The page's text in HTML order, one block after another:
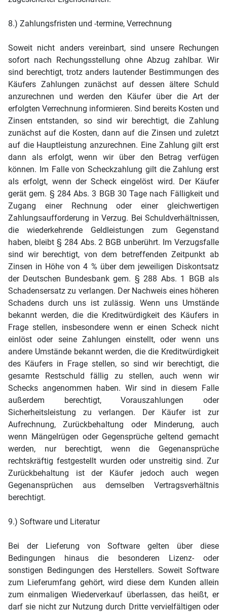
8.) Zahlungsfristen und -termine, Verrechnung
Soweit nicht anders vereinbart, sind unsere Rechungen
sofort nach Rechungsstellung ohne Abzug zahlbar. Wir
sind berechtigt, trotz anders lautender Bestimmungen des
Käufers Zahlungen zunächst auf dessen ältere Schuld
anzurechnen und werden den Käufer über die Art der
erfolgten Verrechnung informieren. Sind bereits Kosten und
Zinsen entstanden, so sind wir berechtigt, die Zahlung
zunächst auf die Kosten, dann auf die Zinsen und zuletzt
auf die Hauptleistung anzurechnen. Eine Zahlung gilt erst
dann als erfolgt, wenn wir über den Betrag verfügen
können. Im Falle von Scheckzahlung gilt die Zahlung erst
als erfolgt, wenn der Scheck eingelöst wird. Der Käufer
gerät gem. § 284 Abs. 3 BGB 30 Tage nach Fälligkeit und
Zugang einer Rechnung oder einer gleichwertigen
Zahlungsaufforderung in Verzug. Bei Schuldverhältnissen,
die wiederkehrende Geldleistungen zum Gegenstand
haben, bleibt § 284 Abs. 2 BGB unberührt. Im Verzugsfalle
sind wir berechtigt, von dem betreffenden Zeitpunkt ab
Zinsen in Höhe von 4 % über dem jeweiligen Diskontsatz
der Deutschen Bundesbank gem. § 288 Abs. 1 BGB als
Schadensersatz zu verlangen. Der Nachweis eines höheren
Schadens durch uns ist zulässig. Wenn uns Umstände
bekannt werden, die die Kreditwürdigkeit des Käufers in
Frage stellen, insbesondere wenn er einen Scheck nicht
einlöst oder seine Zahlungen einstellt, oder wenn uns
andere Umstände bekannt werden, die die Kreditwürdigkeit
des Käufers in Frage stellen, so sind wir berechtigt, die
gesamte Restschuld fällig zu stellen, auch wenn wir
Schecks angenommen haben. Wir sind in diesem Falle
außerdem berechtigt, Vorauszahlungen oder
Sicherheitsleistung zu verlangen. Der Käufer ist zur
Aufrechnung, Zurückbehaltung oder Minderung, auch
wenn Mängelrügen oder Gegensprüche geltend gemacht
werden, nur berechtigt, wenn die Gegenansprüche
rechtskräftig festgestellt wurden oder unstreitig sind. Zur
Zurückbehaltung ist der Käufer jedoch auch wegen
Gegenansprüchen aus demselben Vertragsverhältnis
berechtigt.
9.) Software und Literatur
Bei der Lieferung von Software gelten über diese
Bedingungen hinaus die besonderen Lizenz- oder
sonstigen Bedingungen des Herstellers. Soweit Software
zum Lieferumfang gehört, wird diese dem Kunden allein
zum einmaligen Wiederverkauf überlassen, das heißt, er
darf sie nicht zur Nutzung durch Dritte vervielfältigen oder